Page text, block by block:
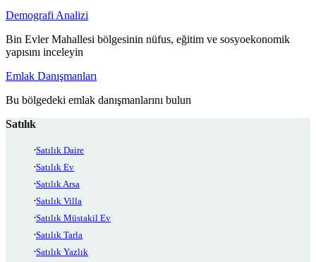
Demografi Analizi
Bin Evler Mahallesi bölgesinin nüfus, eğitim ve sosyoekonomik
yapısını inceleyin
Emlak Danışmanları
Bu bölgedeki emlak danışmanlarını bulun
Satılık
Satılık Daire
Satılık Ev
Satılık Arsa
Satılık Villa
Satılık Müstakil Ev
Satılık Tarla
Satılık Yazlık